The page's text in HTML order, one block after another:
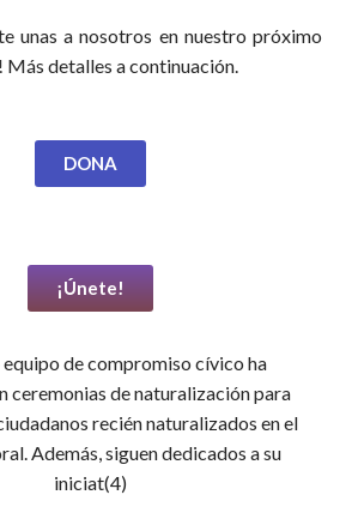
unas a nosotros en nuestro próximo
detalles a continuación.
DONA
¡Únete!